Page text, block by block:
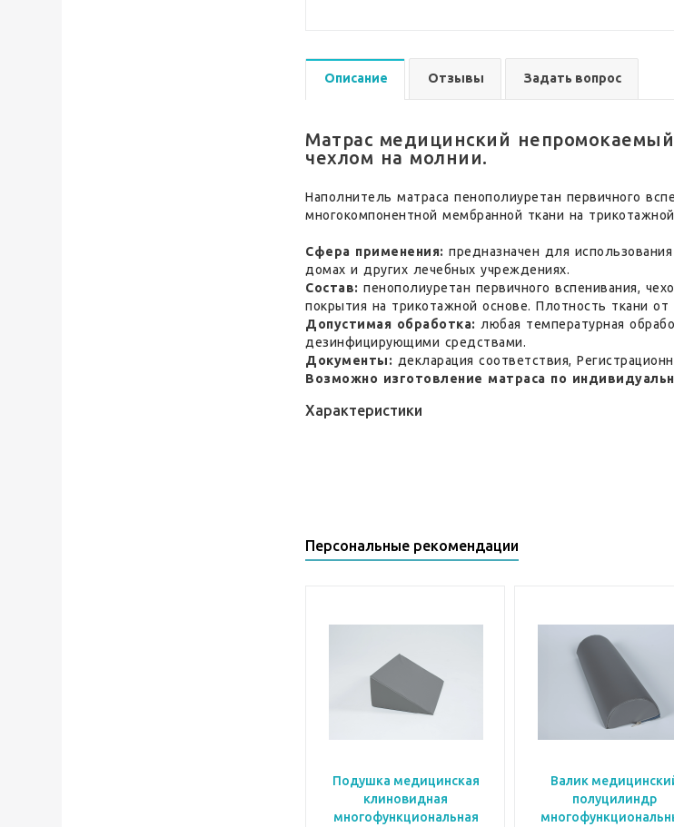
Описание Отзывы Задать вопрос
Матрас медицинский
чехлом на молнии.
Наполнитель матраса пенополиуретан первичного
многокомпонентной мембранной ткани на
Сфера применения: предназначен для
домах и других лечебных учреждениях.
Состав: пенополиуретан первичного вспенивания,
покрытия на трикотажной основе. Плотность ткани
Допустимая обработка: любая температурная
дезинфицирующими средствами.
Документы: декларация соответствия,
Возможно изготовление матраса по
Характеристики
Персональные рекомендации
Подушка медицинская
клиновидная
многофункциональная
Валик
полуцилиндр